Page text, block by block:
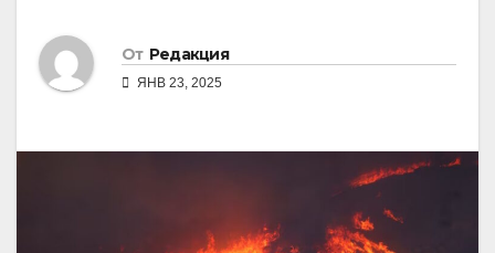
От Редакция
ЯНВ 23, 2025